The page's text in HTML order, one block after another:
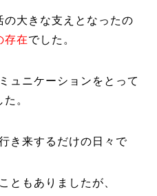
大きな支えとなったの
存在でした。
ュニケーションをとって
。
き来するだけの日々で
ともありましたが、